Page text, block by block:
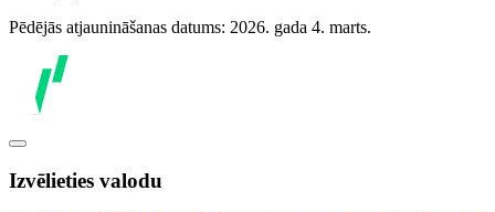
Pēdējās atjaunināšanas datums: 2026. gada 4. marts.
Izvēlieties valodu